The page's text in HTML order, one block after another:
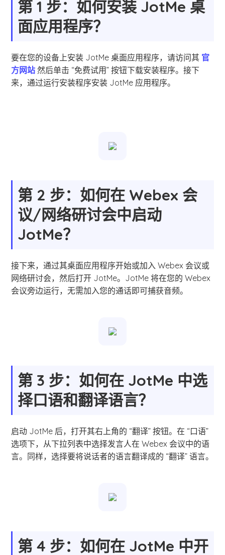
第 1 步：如何安装 JotMe 桌
面应用程序？
要在您的设备上安装 JotMe 桌面应用程序，请访问其 官
方网站 然后单击 “免费试用” 按钮下载安装程序。接下
来，通过运行安装程序安装 JotMe 应用程序。
第 2 步：如何在 Webex 会
议/网络研讨会中启动
JotMe？
接下来，通过其桌面应用程序开始或加入 Webex 会议或
网络研讨会，然后打开 JotMe。JotMe 将在您的 Webex
会议旁边运行，无需加入您的通话即可捕获音频。
第 3 步：如何在 JotMe 中选
择口语和翻译语言？
启动 JotMe 后，打开其右上角的 “翻译” 按钮。在 “口语”
选项下，从下拉列表中选择发言人在 Webex 会议中的语
言。同样，选择要将说话者的语言翻译成的 “翻译” 语言。
第 4 步：如何在 JotMe 中开